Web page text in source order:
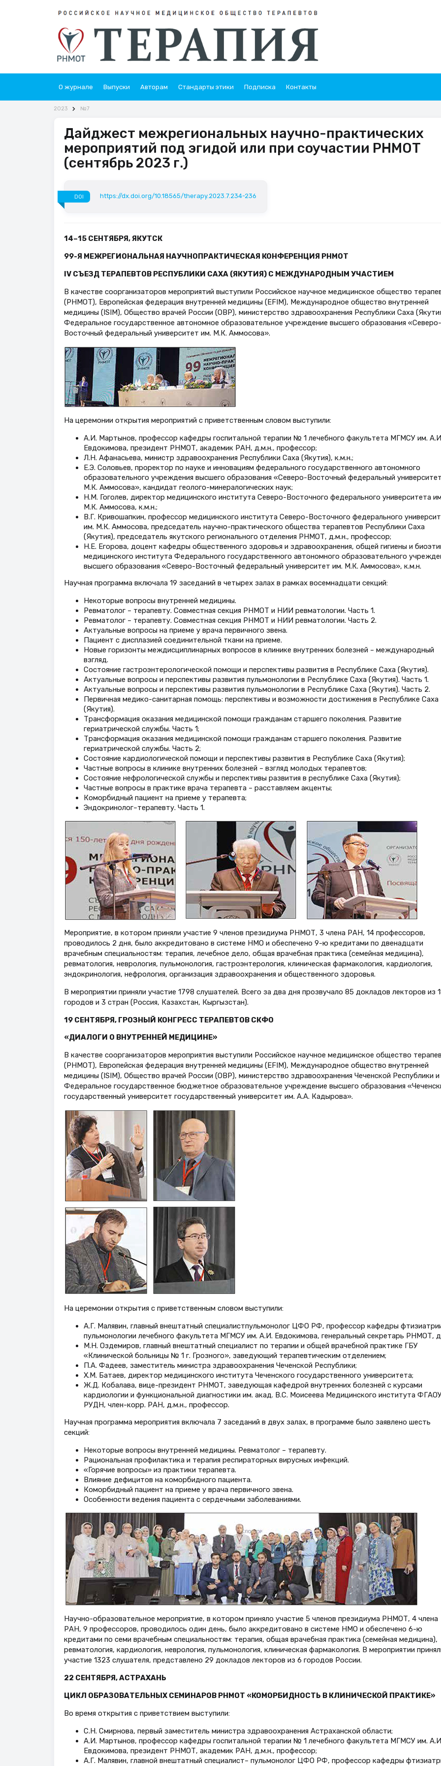
О журнале Выпуски Авторам Стандарты этики Подписка Контакты
2023 №7
Дайджест межрегиональных научно-практических
мероприятий под эгидой или при соучастии РНМОТ
(сентябрь 2023 г.)
DOI https://dx.doi.org/10.18565/therapy.2023.7.234-236
14–15 СЕНТЯБРЯ, ЯКУТСК
99-Я МЕЖРЕГИОНАЛЬНАЯ НАУЧНОПРАКТИЧЕСКАЯ КОНФЕРЕНЦИЯ РНМОТ
IV СЪЕЗД ТЕРАПЕВТОВ РЕСПУБЛИКИ САХА (ЯКУТИЯ) С МЕЖДУНАРОДНЫМ УЧАСТИЕМ
В качестве соорганизаторов мероприятий выступили Российское научное медицинское общество
(РНМОТ), Европейская федерация внутренней медицины (EFIM), Международное общество внутренней
медицины (ISIM), Общество врачей России (ОВР), министерство здравоохранения Республики Саха
Федеральное государственное автономное образовательное учреждение высшего образования «Северо-
Восточный федеральный университет им. М.К. Аммосова».
На церемонии открытия мероприятий с приветственным словом выступили:
А.И. Мартынов, профессор кафедры госпитальной терапии № 1 лечебного факультета МГМСУ им.
Евдокимова, президент РНМОТ, академик РАН, д.м.н., профессор;
Л.Н. Афанасьева, министр здравоохранения Республики Саха (Якутия), к.м.н.;
Е.Э. Соловьев, проректор по науке и инновациям федерального государственного автономного
образовательного учреждения высшего образования «Северо-Восточный федеральный
М.К. Аммосова», кандидат геолого-минералогических наук;
Н.М. Гоголев, директор медицинского института Северо-Восточного федерального университета
М.К. Аммосова, к.м.н.;
В.Г. Кривошапкин, профессор медицинского института Северо-Восточного федерального
им. М.К. Аммосова, председатель научно-практического общества терапевтов Республики Саха
(Якутия), председатель якутского регионального отделения РНМОТ, д.м.н., профессор;
Н.Е. Егорова, доцент кафедры общественного здоровья и здравоохранения, общей гигиены и
медицинского института Федерального государственного автономного образовательного
высшего образования «Северо-Восточный федеральный университет им. М.К. Аммосова», к.м.н.
Научная программа включала 19 заседаний в четырех залах в рамках восемнадцати секций:
Некоторые вопросы внутренней медицины.
Ревматолог – терапевту. Совместная секция РНМОТ и НИИ ревматологии. Часть 1.
Ревматолог – терапевту. Совместная секция РНМОТ и НИИ ревматологии. Часть 2.
Актуальные вопросы на приеме у врача первичного звена.
Пациент с дисплазией соединительной ткани на приеме.
Новые горизонты междисциплинарных вопросов в клинике внутренних болезней – международный
взгляд.
Состояние гастроэнтерологической помощи и перспективы развития в Республике Саха (Якутия).
Актуальные вопросы и перспективы развития пульмонологии в Республике Саха (Якутия). Часть 1.
Актуальные вопросы и перспективы развития пульмонологии в Республике Саха (Якутия). Часть 2.
Первичная медико-санитарная помощь: перспективы и возможности достижения в Республике Саха
(Якутия).
Трансформация оказания медицинской помощи гражданам старшего поколения. Развитие
гериатрической службы. Часть 1;
Трансформация оказания медицинской помощи гражданам старшего поколения. Развитие
гериатрической службы. Часть 2;
Состояние кардиологической помощи и перспективы развития в Республике Саха (Якутия);
Частные вопросы в клинике внутренних болезней – взгляд молодых терапевтов;
Состояние нефрологической службы и перспективы развития в республике Саха (Якутия);
Частные вопросы в практике врача терапевта – расставляем акценты;
Коморбидный пациент на приеме у терапевта;
Эндокринолог–терапевту. Часть 1.
Мероприятие, в котором приняли участие 9 членов президиума РНМОТ, 3 члена РАН, 14 профессоров,
проводилось 2 дня, было аккредитовано в системе НМО и обеспечено 9-ю кредитами по двенадцати
врачебным специальностям: терапия, лечебное дело, общая врачебная практика (семейная медицина),
ревматология, неврология, пульмонология, гастроэнтерология, клиническая фармакология, кардиология,
эндокринология, нефрология, организация здравоохранения и общественного здоровья.
В мероприятии приняли участие 1798 слушателей. Всего за два дня прозвучало 85 докладов лекторов из
городов и 3 стран (Россия, Казахстан, Кыргызстан).
19 СЕНТЯБРЯ, ГРОЗНЫЙ КОНГРЕСС ТЕРАПЕВТОВ СКФО
«ДИАЛОГИ О ВНУТРЕННЕЙ МЕДИЦИНЕ»
В качестве соорганизаторов мероприятия выступили Российское научное медицинское общество
(РНМОТ), Европейская федерация внутренней медицины (EFIM), Международное общество внутренней
медицины (ISIM), Общество врачей России (ОВР), министерство здравоохранения Чеченской Республики и
Федеральное государственное бюджетное образовательное учреждение высшего образования
государственный университет государственный университет им. А.А. Кадырова».
На церемонии открытия с приветственным словом выступили:
А.Г. Малявин, главный внештатный специалистпульмонолог ЦФО РФ, профессор кафедры
пульмонологии лечебного факультета МГМСУ им. А.И. Евдокимова, генеральный секретарь РНМОТ,
М.Н. Оздемиров, главный внештатный специалист по терапии и общей врачебной практике ГБУ
«Клинической больницы № 1 г. Грозного», заведующий терапевтическим отделением;
П.А. Фадеев, заместитель министра здравоохранения Чеченской Республики;
Х.М. Батаев, директор медицинского института Чеченского государственного университета;
Ж.Д. Кобалава, вице-президент РНМОТ, заведующая кафедрой внутренних болезней с курсами
кардиологии и функциональной диагностики им. акад. В.С. Моисеева Медицинского института
РУДН, член-корр. РАН, д.м.н., профессор.
Научная программа мероприятия включала 7 заседаний в двух залах, в программе было заявлено шесть
секций:
Некоторые вопросы внутренней медицины. Ревматолог – терапевту.
Рациональная профилактика и терапия респираторных вирусных инфекций.
«Горячие вопросы» из практики терапевта.
Влияние дефицитов на коморбидного пациента.
Коморбидный пациент на приеме у врача первичного звена.
Особенности ведения пациента с сердечными заболеваниями.
Научно-образовательное мероприятие, в котором приняло участие 5 членов президиума РНМОТ, 4 члена
РАН, 9 профессоров, проводилось один день, было аккредитовано в системе НМО и обеспечено 6-ю
кредитами по семи врачебным специальностям: терапия, общая врачебная практика (семейная медицина),
ревматология, кардиология, неврология, пульмонология, клиническая фармакология. В мероприятии
участие 1323 слушателя, представлено 29 докладов лекторов из 6 городов России.
22 СЕНТЯБРЯ, АСТРАХАНЬ
ЦИКЛ ОБРАЗОВАТЕЛЬНЫХ СЕМИНАРОВ РНМОТ «КОМОРБИДНОСТЬ В КЛИНИЧЕСКОЙ ПРАКТИКЕ»
Во время открытия с приветствием выступили:
С.Н. Смирнова, первый заместитель министра здравоохранения Астраханской области;
А.И. Мартынов, профессор кафедры госпитальной терапии № 1 лечебного факультета МГМСУ им.
Евдокимова, президент РНМОТ, академик РАН, д.м.н., профессор;
А.Г. Малявин, главной внештатный специалист– пульмонолог ЦФО РФ, профессор кафедры